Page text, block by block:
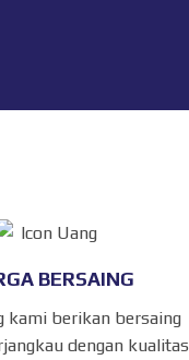
BERSAING
kami berikan bersaing
dengan kualitas